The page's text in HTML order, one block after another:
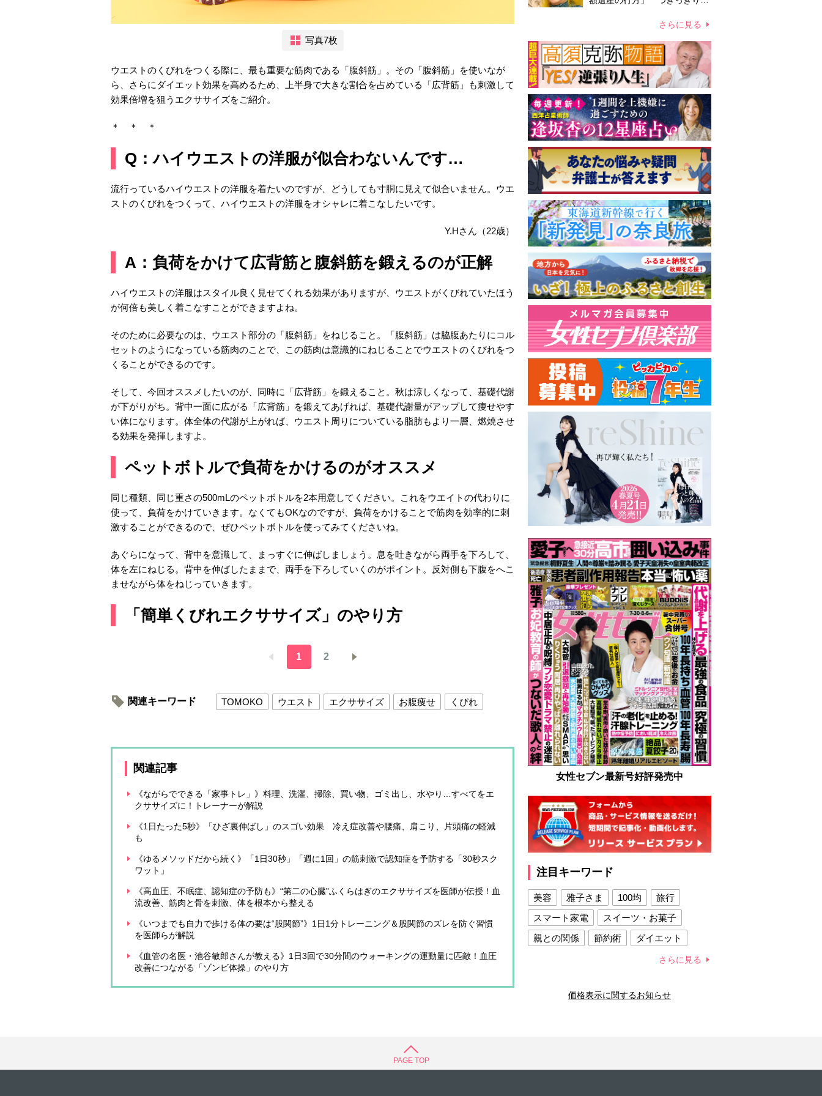
写真7枚
ウエストのくびれをつくる際に、最も重要な筋肉である「腹斜筋」。その「腹斜筋」を使いなが
ら、さらにダイエット効果を高めるため、上半身で大きな割合を占めている「広背筋」も刺激して
効果倍増を狙うエクササイズをご紹介。
＊ ＊ ＊
Q：ハイウエストの洋服が似合わないんです…
流行っているハイウエストの洋服を着たいのですが、どうしても寸胴に見えて似合いません。ウエ
ストのくびれをつくって、ハイウエストの洋服をオシャレに着こなしたいです。
Y.Hさん（22歳）
A：負荷をかけて広背筋と腹斜筋を鍛えるのが正解
ハイウエストの洋服はスタイル良く見せてくれる効果がありますが、ウエストがくびれていたほう
が何倍も美しく着こなすことができますよね。
そのために必要なのは、ウエスト部分の「腹斜筋」をねじること。「腹斜筋」は脇腹あたりにコル
セットのようになっている筋肉のことで、この筋肉は意識的にねじることでウエストのくびれをつ
くることができるのです。
そして、今回オススメしたいのが、同時に「広背筋」を鍛えること。秋は涼しくなって、基礎代謝
が下がりがち。背中一面に広がる「広背筋」を鍛えてあげれば、基礎代謝量がアップして痩せやす
い体になります。体全体の代謝が上がれば、ウエスト周りについている脂肪もより一層、燃焼させ
る効果を発揮しますよ。
ペットボトルで負荷をかけるのがオススメ
同じ種類、同じ重さの500mLのペットボトルを2本用意してください。これをウエイトの代わりに
使って、負荷をかけていきます。なくてもOKなのですが、負荷をかけることで筋肉を効率的に刺
激することができるので、ぜひペットボトルを使ってみてくださいね。
あぐらになって、背中を意識して、まっすぐに伸ばしましょう。息を吐きながら両手を下ろして、
体を左にねじる。背中を伸ばしたままで、両手を下ろしていくのがポイント。反対側も下腹をへこ
ませながら体をねじっていきます。
「簡単くびれエクササイズ」のやり方
1 2
関連キーワード TOMOKO ウエスト エクササイズ お腹痩せ くびれ
関連記事
《ながらでできる「家事トレ」》料理、洗濯、掃除、買い物、ゴミ出し、水やり…すべてをエ
クササイズに！トレーナーが解説
《1日たった5秒》「ひざ裏伸ばし」のスゴい効果 冷え症改善や腰痛、肩こり、片頭痛の軽減
も
《ゆるメソッドだから続く》「1日30秒」「週に1回」の筋刺激で認知症を予防する「30秒スク
ワット」
《高血圧、不眠症、認知症の予防も》“第二の心臓”ふくらはぎのエクササイズを医師が伝授！血
流改善、筋肉と骨を刺激、体を根本から整える
《いつまでも自力で歩ける体の要は“股関節”》1日1分トレーニング＆股関節のズレを防ぐ習慣
を医師らが解説
《血管の名医・池谷敏郎さんが教える》1日3回で30分間のウォーキングの運動量に匹敵！血圧
改善につながる「ゾンビ体操」のやり方
さらに見る
女性セブン最新号好評発売中
注目キーワード
美容 雅子さま 100均
旅行
スマート家電
スイーツ・お菓子
親との関係
節約術
ダイエット
夫との関係
新津春子 どか食い
さらに見る
価格表示に関するお知らせ
PAGE TOP